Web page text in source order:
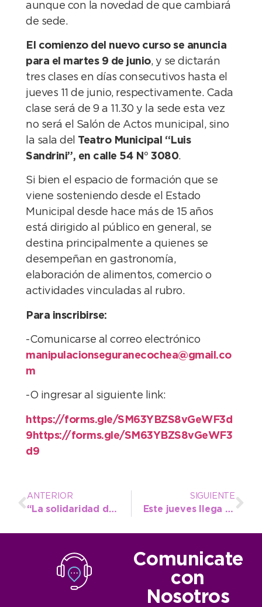
aunque con la novedad de que cambiará
de sede.
El comienzo del nuevo curso se anuncia
para el martes 9 de junio, y se dictarán
tres clases en días consecutivos hasta el
jueves 11 de junio, respectivamente. Cada
clase será de 9 a 11.30 y la sede esta vez
no será el Salón de Actos municipal, sino
la sala del Teatro Municipal “Luis
Sandrini”, en calle 54 N° 3080.
Si bien el espacio de formación que se
viene sosteniendo desde el Estado
Municipal desde hace más de 15 años
está dirigido al público en general, se
destina principalmente a quienes se
desempeñan en gastronomía,
elaboración de alimentos, comercio o
actividades vinculadas al rubro.
Para inscribirse:
-Comunicarse al correo electrónico
manipulacionseguranecochea@gmail.co
m
-O ingresar al siguiente link:
https://forms.gle/SM63YBZS8vGeWF3d
9https://forms.gle/SM63YBZS8vGeWF3
d9
ANTERIOR
“La solidaridad de nuestra comunidad le va a ganar a la indiferencia”, expresó el Intendente en la Gala patriótica
SIGUIENTE
Este jueves llega la 1ra Edición de “Expo Miel” en Necochea
Comunicate
con
Nosotros